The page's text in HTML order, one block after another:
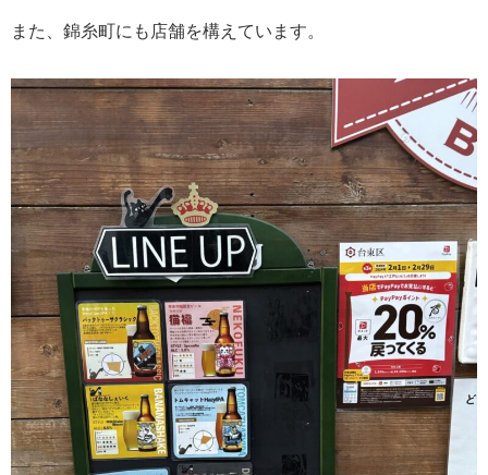
また、錦糸町にも店舗を構えています。